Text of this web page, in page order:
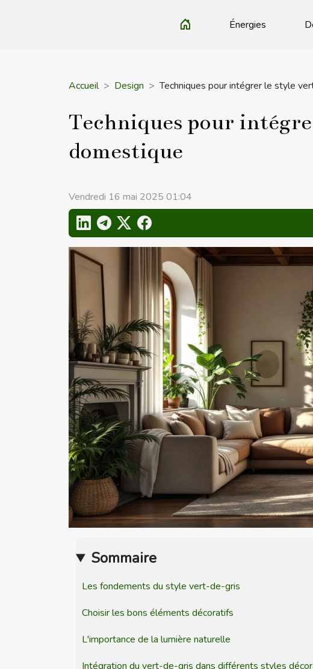
Énergies
Accueil Design Techniques pour intégrer le style
Techniques pour
domestique
Vendredi 16 mai 2025 01:04
Sommaire
Les fondements du style vert-de-gris
Choisir les bons éléments décoratifs
L'importance de la lumière naturelle
Intégration du vert-de-gris dans différents styles